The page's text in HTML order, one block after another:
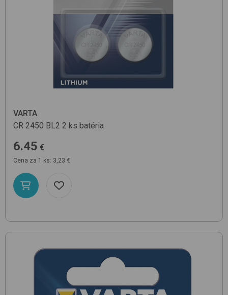
VARTA
CR 2450 BL2 2 ks batéria
6.45 €
Cena za 1 ks: 3,23 €